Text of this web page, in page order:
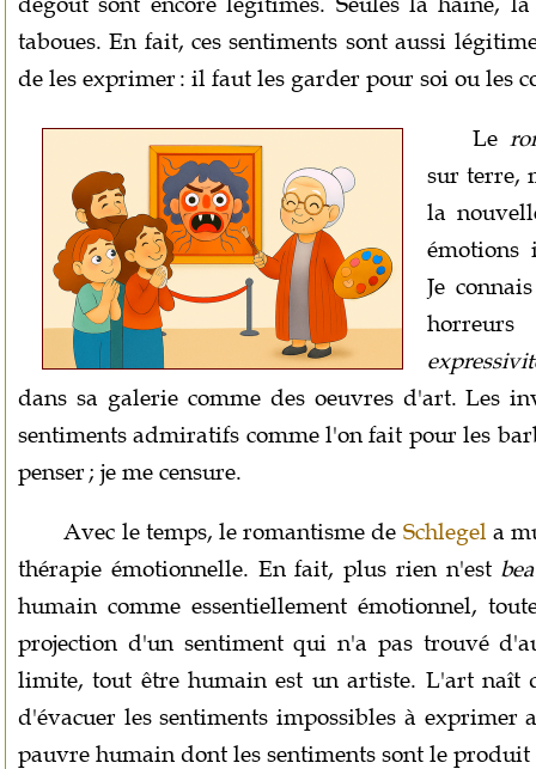
taboues. En fait, ces sentiments sont aussi
de les exprimer : il faut les garder pour soi ou les
Le
sur terre,
la
émotions
Je
dans sa galerie comme des oeuvres d'art. Les
sentiments admiratifs comme l'on fait pour les
penser ; je me censure.
Avec le temps, le romantisme de Schlegel a
thérapie émotionnelle. En fait, plus rien n'est
humain comme essentiellement émotionnel,
projection d'un sentiment qui n'a pas trouvé
limite, tout être humain est un artiste. L'art naît
d'évacuer les sentiments impossibles à exprimer
pauvre humain dont les sentiments sont le produit